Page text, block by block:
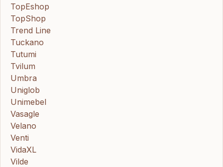
TopEshop
TopShop
Trend Line
Tuckano
Tutumi
Tvilum
Umbra
Uniglob
Unimebel
Vasagle
Velano
Venti
VidaXL
Vilde